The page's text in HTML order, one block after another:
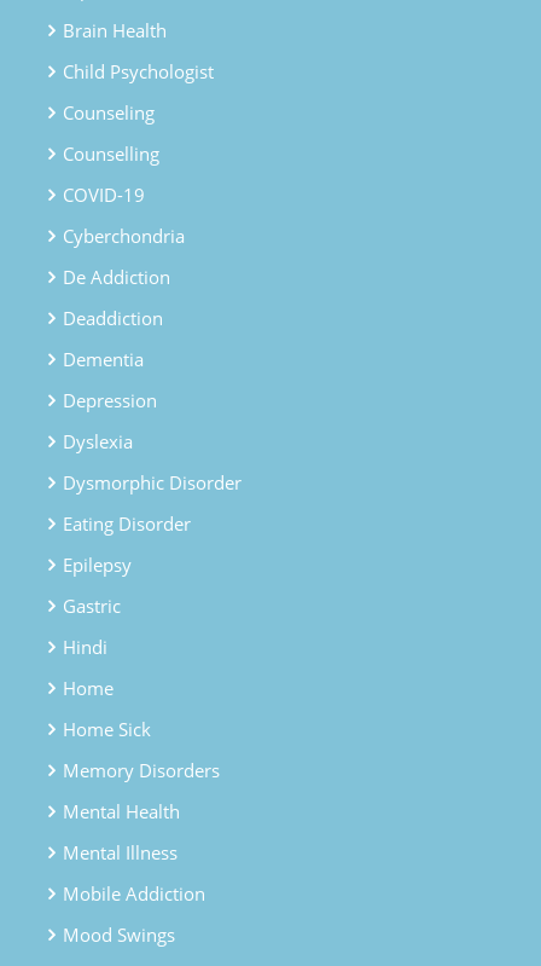
Brain Health
Child Psychologist
Counseling
Counselling
COVID-19
Cyberchondria
De Addiction
Deaddiction
Dementia
Depression
Dyslexia
Dysmorphic Disorder
Eating Disorder
Epilepsy
Gastric
Hindi
Home
Home Sick
Memory Disorders
Mental Health
Mental Illness
Mobile Addiction
Mood Swings